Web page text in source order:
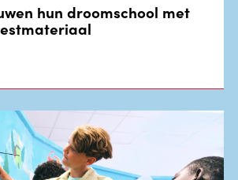
hun droomschool met